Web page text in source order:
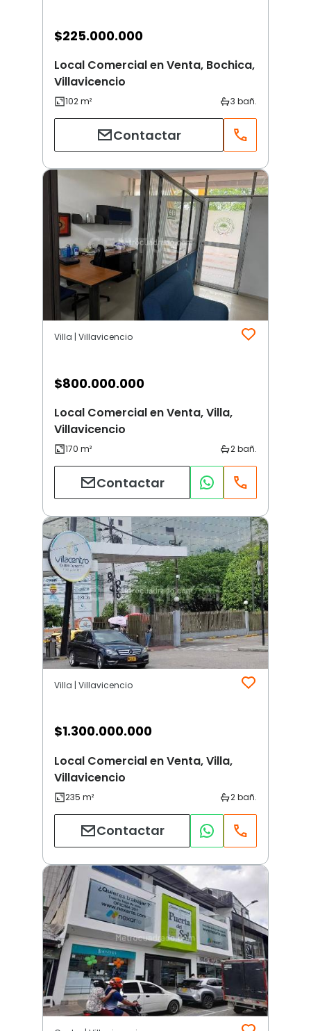
$225.000.000
Local Comercial en Venta, Bochica,
Villavicencio
Contactar
Villa | Villavicencio
$800.000.000
Local Comercial en Venta, Villa,
Villavicencio
Contactar
Villa | Villavicencio
$1.300.000.000
Local Comercial en Venta, Villa,
Villavicencio
Contactar